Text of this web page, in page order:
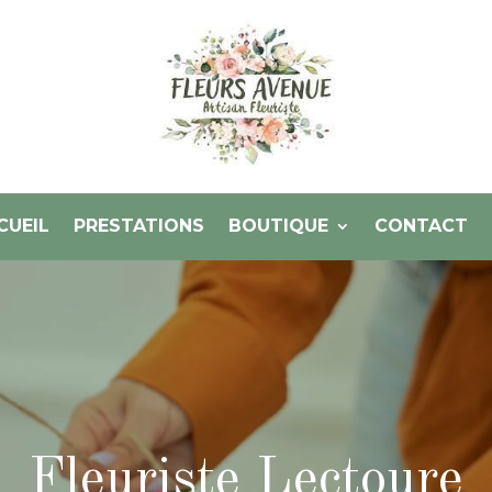
PRESTATIONS BOUTIQUE CONTACT